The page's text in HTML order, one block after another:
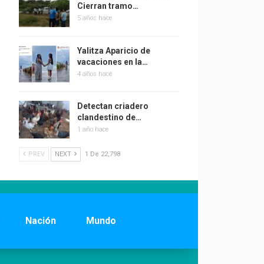
Cierran tramo…
5 años hace
Yalitza Aparicio de
vacaciones en la…
4 años hace
Detectan criadero
clandestino de…
1 año hace
PREV NEXT 1 De 22,798
Nación Mundo